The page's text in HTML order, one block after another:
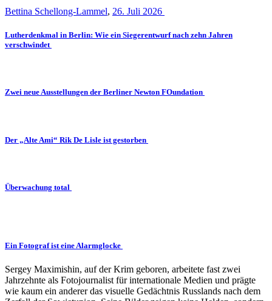
Bettina Schellong-Lammel, 26. Juli 2026
Lutherdenkmal in Berlin: Wie ein Siegerentwurf nach zehn Jahren
verschwindet
Zwei neue Ausstellungen der Berliner Newton FOundation
Der „Alte Ami“ Rik De Lisle ist gestorben
Überwachung total
Ein Fotograf ist eine Alarmglocke
Sergey Maximishin, auf der Krim geboren, arbeitete fast zwei
Jahrzehnte als Fotojournalist für internationale Medien und prägte
wie kaum ein anderer das visuelle Gedächtnis Russlands nach dem